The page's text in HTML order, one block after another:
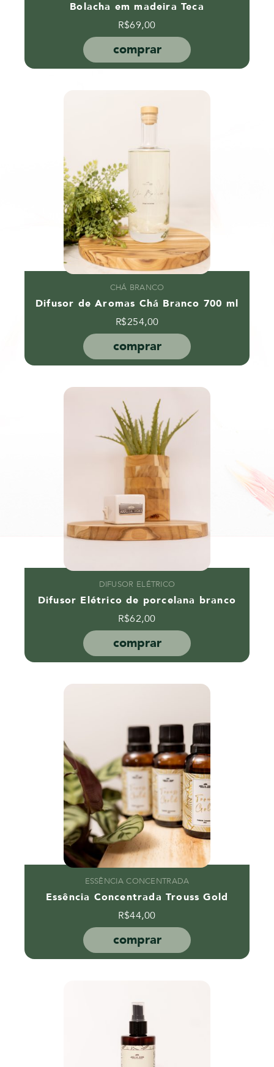
Bolacha em madeira Teca
R$69,00
comprar
CHÁ BRANCO
Difusor de Aromas Chá Branco 700 ml
R$254,00
comprar
DIFUSOR ELÉTRICO
Difusor Elétrico de porcelana branco
R$62,00
comprar
ESSÊNCIA CONCENTRADA
Essência Concentrada Trouss Gold
R$44,00
comprar